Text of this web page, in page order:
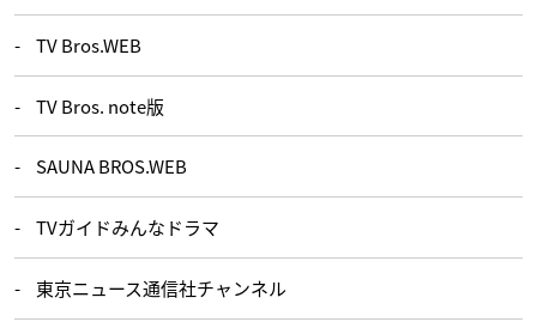
TV Bros.WEB
TV Bros. note版
SAUNA BROS.WEB
TVガイドみんなドラマ
東京ニュース通信社チャンネル